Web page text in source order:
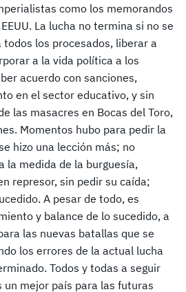
como los memorandos
La lucha no termina si no se
los procesados, liberar a
a la vida política a los
acuerdo con sanciones,
en el sector educativo, y sin
las masacres en Bocas del Toro,
Momentos hubo para pedir la
hizo una lección más; no
la medida de la burguesía,
represor, sin pedir su caída;
A pesar de todo, es
y balance de lo sucedido, a
las nuevas batallas que se
los errores de la actual lucha
Todos y todas a seguir
un mejor país para las futuras